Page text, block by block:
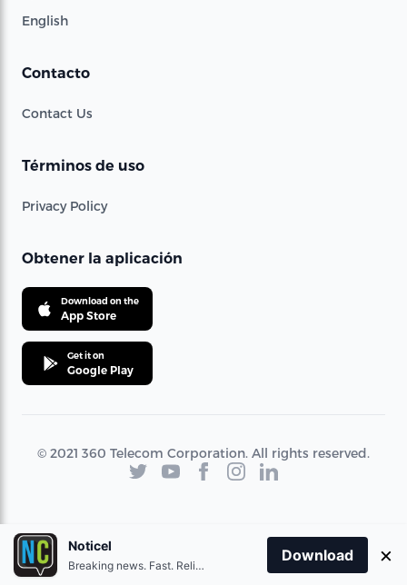
English
Contacto
Contact Us
Términos de uso
Privacy Policy
Obtener la aplicación
Download on the
App Store
Get it on
Google Play
© 2021 360 Telecom Corporation. All rights reserved.
Noticel
Breaking news. Fast. Reliable.
Download ×